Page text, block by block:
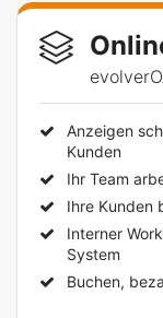
Anzeigen
Kunden
Ihr Team
Ihre Kunden
Interner
System
Buchen,